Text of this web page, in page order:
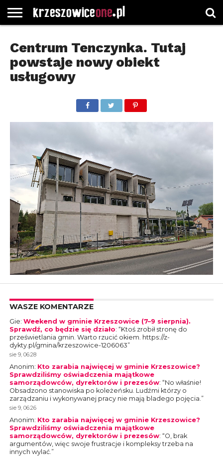
GŁÓWNA
WYBORY
SAMORZĄDOWE
WYBIERZ
KATEGORIE
ROZKŁADY
JAZDY
GREGORCZYK
WATCH
KONTAKT
Centrum Tenczynka. Tutaj
powstaje nowy obiekt
usługowy
WASZE KOMENTARZE
Gie: Weekend w gminie Krzeszowice (7–9 sierpnia).
Sprawdź, co będzie się działo: “Ktoś zrobił stronę do
prześwietlania gmin. Warto rzucić okiem. https://z-
dykty.pl/gmina/krzeszowice-1206063”
sie 9, 06:28
Anonim: Kto zarabia najwięcej w gminie Krzeszowice?
Sprawdziliśmy oświadczenia majątkowe
samorządowców, dyrektorów i prezesów: “No właśnie!
Obsadzono stanowiska po koleżeńsku. Ludźmi którzy o
zarządzaniu i wykonywanej pracy nie mają bladego pojęcia. ”
sie 9, 06:26
Anonim: Kto zarabia najwięcej w gminie Krzeszowice?
Sprawdziliśmy oświadczenia majątkowe
samorządowców, dyrektorów i prezesów: “O, brak
argumentów, więc swoje frustracje i kompleksy trzeba na
innych wylać. ”